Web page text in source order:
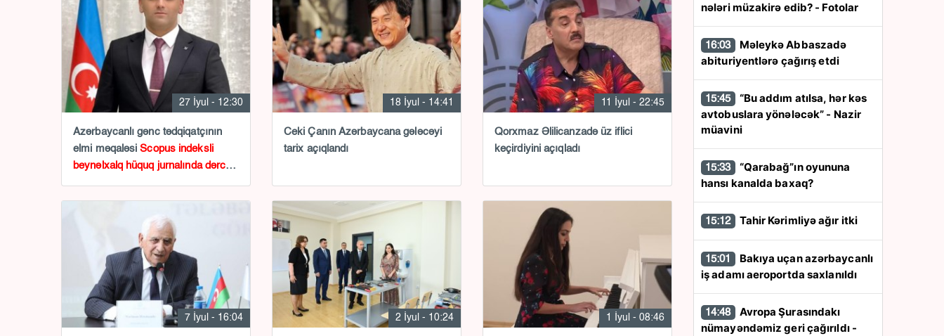
27 İyul - 12:30
Azərbaycanlı gənc tədqiqatçının
elmi məqaləsiScopus indeksli
beynəlxalq hüquq jurnalında dərc
18 İyul - 14:41
Ceki Çanın Azərbaycana gələcəyi
tarix açıqlandı
11 İyul - 22:45
Qorxmaz Əlilicanzadə üz iflici
keçirdiyini açıqladı
7 İyul - 16:04 2 İyul - 10:24 1 İyul - 08:46
nələri müzakirə edib? - Fotolar
16:03
abituriyentlərə çağırış etdi
15:45
avtobuslara yönələcək” - Nazir
müavini
15:33
hansı kanalda baxaq?
15:12 Tahir Kərimliyə ağır itki
15:01
iş adamı aeroportda saxlanıldı
14:48
nümayəndəmiz geri çağırıldı -